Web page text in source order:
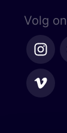
Volg